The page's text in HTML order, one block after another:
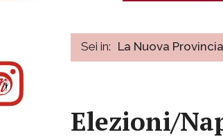
Sei in: La Nuova Provincia
Elezioni/